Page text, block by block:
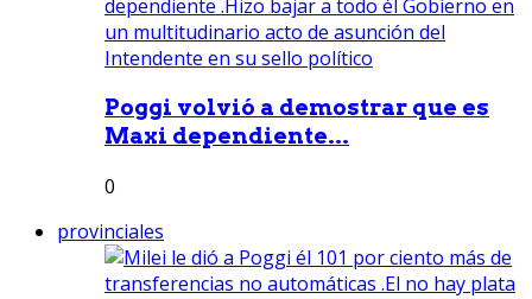
Poggi volvió a demostrar que es
Maxi dependiente...
0
provinciales